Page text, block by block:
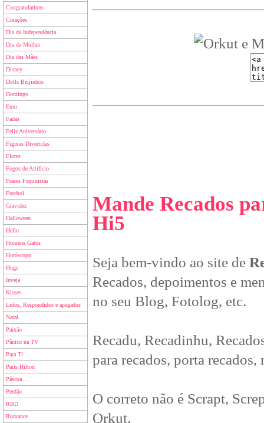
Congratulations
Corações
Dia da Independência
Dia da Mulher
Dia das Mães
Disney
Dolls Beijinhos
Domingo
Emo
Fadas
Feliz Aniversário
Figuras Divertidas
Flores
Fogos de Artifício
Frases Feministas
Futebol
Gravidez
Halloween
Hello
Homens Gatos
Horóscopo
Hugs
Inveja
Kisses
Lidos, Respondidos e apagados
Natal
Paixão
Pânico na TV
Para Ti
Paris Hilton
Páscoa
Perdão
RBD
Romance
Mande Recados
Hi5
Seja bem-vindo ao site de
Recados, depoimentos e
no seu Blog, Fotolog, etc.
Recadu, Recadinhu,
para recados, porta
O correto não é Scrapt,
Orkut.